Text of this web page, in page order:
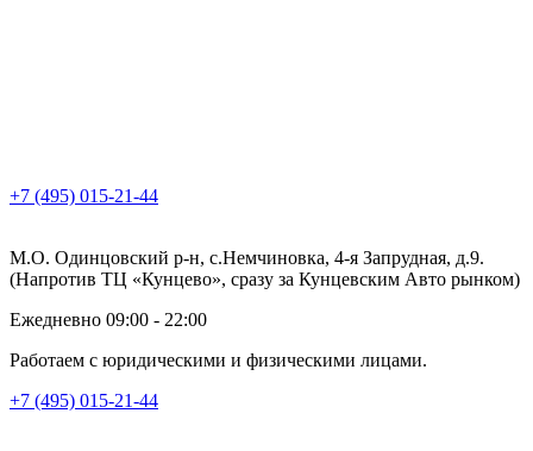
+7 (495) 015-21-44
М.О. Одинцовский р-н, с.Немчиновка, 4-я Запрудная, д.9.
(Напротив ТЦ «Кунцево», сразу за Кунцевским Авто рынком)
Ежедневно 09:00 - 22:00
Работаем с юридическими и физическими лицами.
+7 (495) 015-21-44